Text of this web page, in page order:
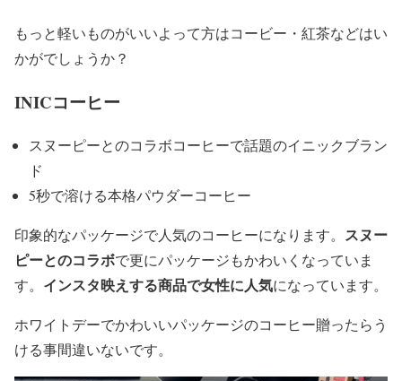
もっと軽いものがいいよって方はコービー・紅茶などはい
かがでしょうか？
INICコーヒー
スヌーピーとのコラボコーヒーで話題のイニックブラン
ド
5秒で溶ける本格パウダーコーヒー
印象的なパッケージで人気のコーヒーになります。 スヌー
ピーとのコラボで更にパッケージもかわいくなっていま
す。 インスタ映えする商品で女性に人気になっています。
ホワイトデーでかわいいパッケージのコーヒー贈ったらう
ける事間違いないです。